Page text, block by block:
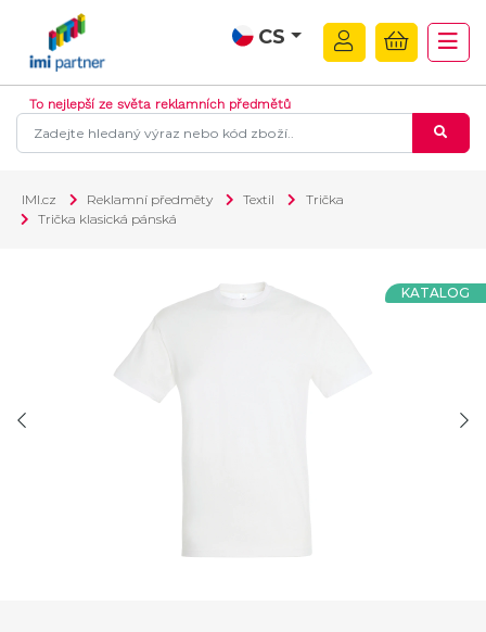
CS
To nejlepší ze světa reklamních předmětů
IMI.cz Reklamní předměty Textil
Trička
Trička klasická pánská
KATALOG